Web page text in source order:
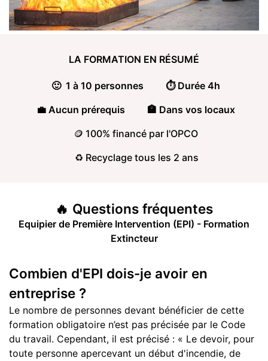
LA FORMATION EN RÉSUMÉ
🙂 1 à 10 personnes
⏱️ Durée 4h
💼 Aucun prérequis
🏣 Dans vos locaux
🪙 100% financé par l'OPCO
♻️ Recyclage tous les 2 ans
🔥 Questions fréquentes
Equipier de Première Intervention (EPI) - Formation
Extincteur
Combien d'EPI dois-je avoir en
entreprise ?
Le nombre de personnes devant bénéficier de cette
formation obligatoire n’est pas précisée par le Code
du travail. Cependant, il est précisé : « Le devoir, pour
toute personne apercevant un début d'incendie, de